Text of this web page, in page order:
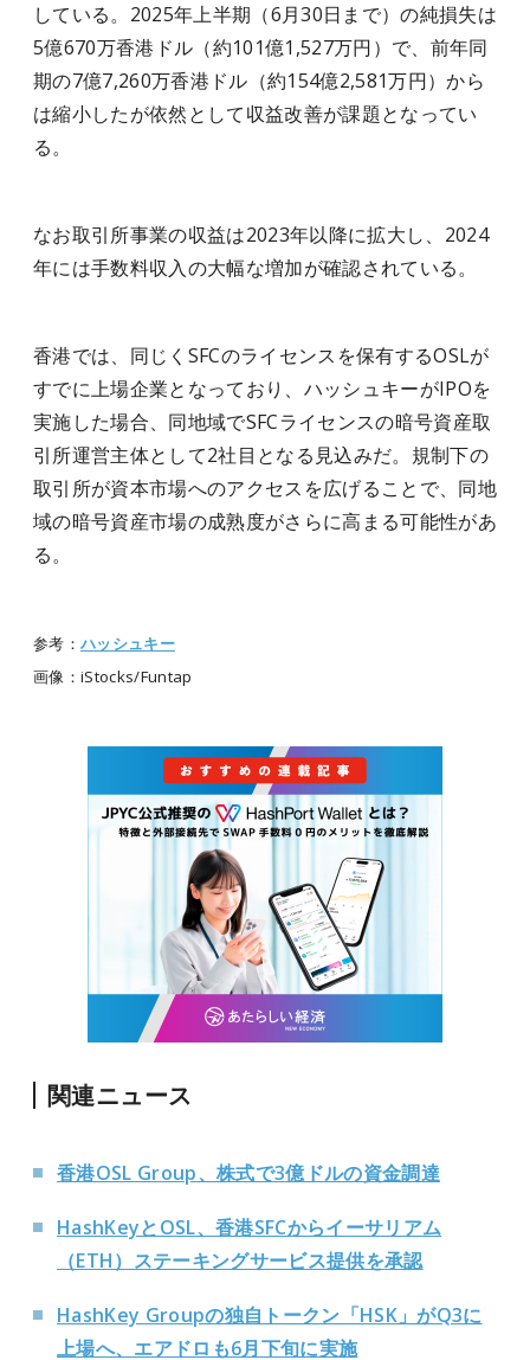
している。2025年上半期（6月30日まで）の純損失は
5億670万香港ドル（約101億1,527万円）で、前年同
期の7億7,260万香港ドル（約154億2,581万円）から
は縮小したが依然として収益改善が課題となってい
る。
なお取引所事業の収益は2023年以降に拡大し、2024
年には手数料収入の大幅な増加が確認されている。
香港では、同じくSFCのライセンスを保有するOSLが
すでに上場企業となっており、ハッシュキーがIPOを
実施した場合、同地域でSFCライセンスの暗号資産取
引所運営主体として2社目となる見込みだ。規制下の
取引所が資本市場へのアクセスを広げることで、同地
域の暗号資産市場の成熟度がさらに高まる可能性があ
る。
参考： ハッシュキー
画像：iStocks/Funtap
関連ニュース
香港OSL Group、株式で3億ドルの資金調達
HashKeyとOSL、香港SFCからイーサリアム
（ETH）ステーキングサービス提供を承認
HashKey Groupの独自トークン「HSK」がQ3に
上場へ、エアドロも6月下旬に実施